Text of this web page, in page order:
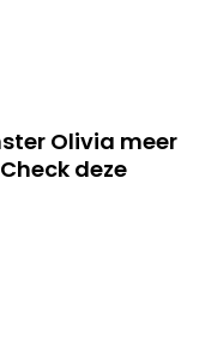
Olivia meer
deze